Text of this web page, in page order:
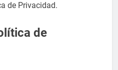
de Privacidad.
de